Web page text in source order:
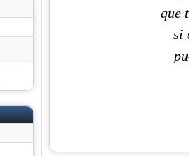
que
si